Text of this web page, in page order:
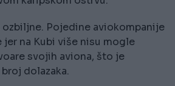
Pojedine aviokompanije
na Kubi više nisu mogle
svojih aviona, što je
dolazaka.